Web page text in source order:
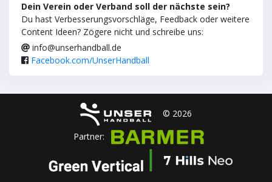
Dein Verein oder Verband soll der nächste sein?
Du hast Verbesserungsvorschläge, Feedback oder weitere
Content Ideen? Zögere nicht und schreibe uns:
info@unserhandball.de
Facebook.com/UnserHandball
© 2026
Partner: